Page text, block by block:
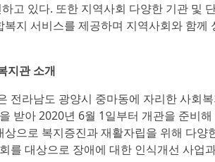
고 있다. 또한 지역사회 다양한 기관 및
복지 서비스를 제공하며 지역사회와 함
지관 소개
전라남도 광양시 중마동에 자리한 사회
받아 2020년 6월 1일부터 개관을 준비
상으로 복지증진과 재활자립을 위해 다
를 대상으로 장애에 대한 인식개선 사업